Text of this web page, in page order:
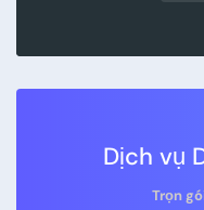
Dịch vụ
Trọn